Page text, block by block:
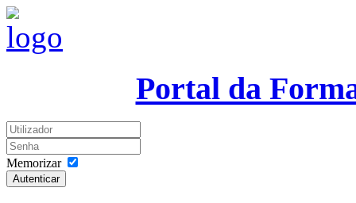
Portal da
Memorizar
Autenticar